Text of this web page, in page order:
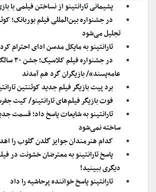
پشیمانی تارانتینو از نساختن فیلمی با
در جشنواره بین‌المللی فیلم بوربانک؛
تجلیل می‌شود
تارانتینو به مایکل مدسن ادای احترام کرد
در جشنواره
عامه‌پسند»/ بازیگران گرد هم آمدند
برد پیت بازیگر فیلم جدید کوئنتین
فوت بازیگر فیلم‌های تارانتینو/ کیت
تارانتینو به شایعات پاسخ داد؛ قسمت
ساخته نمی‌شود
کدام هنرمندان جوایز گلدن گلوب را
پاسخ تارانتینو به معترضان خشونت در
دیگری ببینید!
تارانتینو پاسخ خواننده پرحاشیه را داد